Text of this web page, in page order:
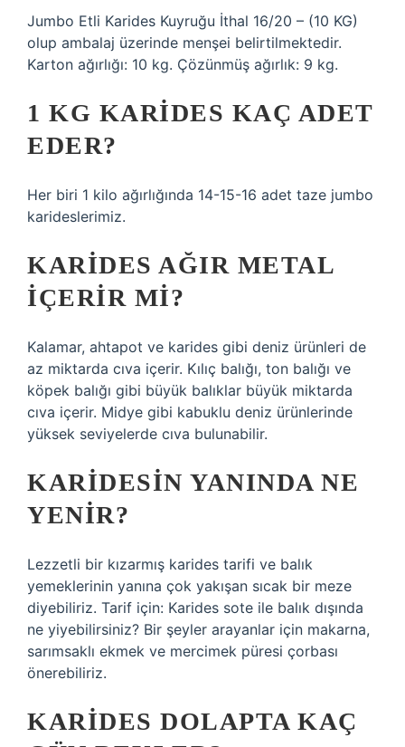
Jumbo Etli Karides Kuyruğu İthal 16/20 – (10 KG)
olup ambalaj üzerinde menşei belirtilmektedir.
Karton ağırlığı: 10 kg. Çözünmüş ağırlık: 9 kg.
1 KG KARIDES KAÇ ADET
EDER?
Her biri 1 kilo ağırlığında 14-15-16 adet taze jumbo
karideslerimiz.
KARIDES AĞIR METAL
IÇERIR MI?
Kalamar, ahtapot ve karides gibi deniz ürünleri de
az miktarda cıva içerir. Kılıç balığı, ton balığı ve
köpek balığı gibi büyük balıklar büyük miktarda
cıva içerir. Midye gibi kabuklu deniz ürünlerinde
yüksek seviyelerde cıva bulunabilir.
KARIDESIN YANINDA NE
YENIR?
Lezzetli bir kızarmış karides tarifi ve balık
yemeklerinin yanına çok yakışan sıcak bir meze
diyebiliriz. Tarif için: Karides sote ile balık dışında
ne yiyebilirsiniz? Bir şeyler arayanlar için makarna,
sarımsaklı ekmek ve mercimek püresi çorbası
önerebiliriz.
KARIDES DOLAPTA KAÇ